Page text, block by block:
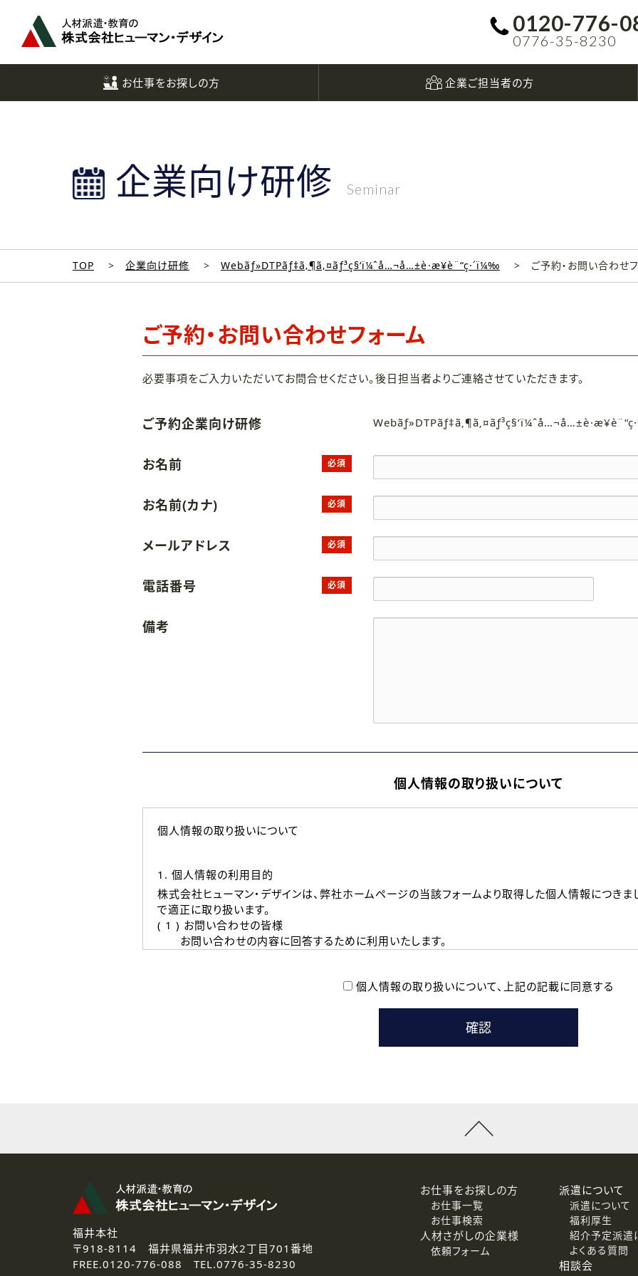
0120-776-
0776-35-8230
お仕事をお探しの方 企業ご担当者の方
企業向け研修 Seminar
TOP 企業向け研修 Webãƒ»DTPãƒ‡ã‚¶ã‚¤ãƒ³ç§‘ï¼ˆå…¬å…±è·æ¥­è¨“ç·´ï¼‰ ご予約・お問い合わせ
ご予約・お問い合わせフォーム
必要事項をご入力いただいてお問合せください。後日担当者よりご連絡させていただきます。
ご予約企業向け研修
お名前 必須
お名前(カナ) 必須
メールアドレス 必須
電話番号 必須
備考
個人情報の取り扱いについて
個人情報の取り扱いについて
1. 個人情報の利用目的
株式会社ヒューマン・デザインは、弊社ホームページの当該フォームより取得した個人情報につき
で適正に取り扱います。
( 1 ) お問い合わせの皆様
お問い合わせの内容に回答するために利用いたします。
本登録に関するご連絡および本登録時の参考情報として利用いたします。
なお、ご連絡手段は、電話・Ｅメールのいずれかの方法といたします。
3.個人情報の取り扱いの委託
弊社の定める個人情報保護の評価基準を満たした委託先に、個人情報を委託する場合があります。
4.個人情報の開示等について
ご提供いただいた個人情報の開示等（利用目的の通知、開示、訂正、追加または削除、利用の停止、
個人情報の取り扱いについて、 上記の記載に同意する
へ
福井本社
〒918-8114 福井県福井市羽水2丁目701番地
FREE.0120-776-088 TEL.0776-35-8230
お仕事をお探しの方
お仕事一覧
お仕事検索
人材さがしの企業様
依頼フォーム
派遣について
派遣について
福利厚生
紹介予定派遣
よくある質問
相談会